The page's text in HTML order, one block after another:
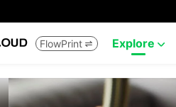
FlowPrint  Explore 